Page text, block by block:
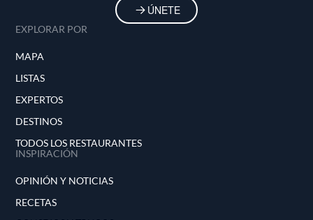
ÚNETE
EXPLORAR POR
MAPA
LISTAS
EXPERTOS
DESTINOS
TODOS LOS RESTAURANTES
INSPIRACIÓN
OPINIÓN Y NOTICIAS
RECETAS